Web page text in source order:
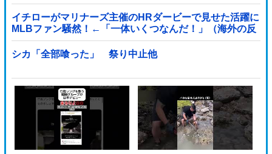
イチローがマリナーズ主催のHRダービーで見せた活躍に
MLBファン騒然！←「一体いくつなんだ！」（海外の反
応）
シカ「全部喰った」 祭り中止他